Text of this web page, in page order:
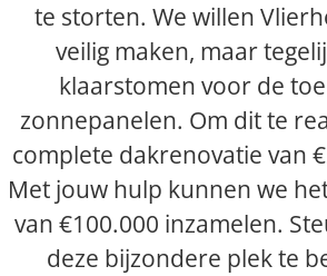
te storten. We willen
veilig maken, maar
klaarstomen voor de
zonnepanelen. Om dit te
complete dakrenovatie van
Met jouw hulp kunnen we
van €100.000 inzamelen.
deze bijzondere plek te